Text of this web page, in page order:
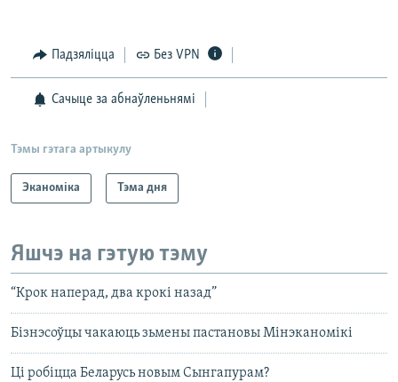
Падзяліцца Без VPN
Сачыце за абнаўленьнямі
Тэмы гэтага артыкулу
Эканоміка Тэма дня
Яшчэ на гэтую тэму
“Крок наперад, два крокі назад”
Бізнэсоўцы чакаюць зьмены пастановы Мінэканомікі
Ці робіцца Беларусь новым Сынгапурам?